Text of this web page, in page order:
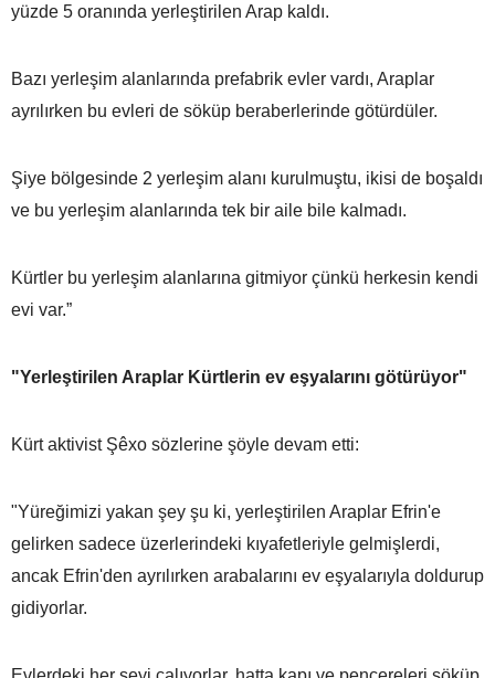
yüzde 5 oranında yerleştirilen Arap kaldı.
Bazı yerleşim alanlarında prefabrik evler vardı, Araplar
ayrılırken bu evleri de söküp beraberlerinde götürdüler.
Şiye bölgesinde 2 yerleşim alanı kurulmuştu, ikisi de boşaldı
ve bu yerleşim alanlarında tek bir aile bile kalmadı.
Kürtler bu yerleşim alanlarına gitmiyor çünkü herkesin kendi
evi var.”
"Yerleştirilen Araplar Kürtlerin ev eşyalarını götürüyor"
Kürt aktivist Şêxo sözlerine şöyle devam etti:
"Yüreğimizi yakan şey şu ki, yerleştirilen Araplar Efrin'e
gelirken sadece üzerlerindeki kıyafetleriyle gelmişlerdi,
ancak Efrin'den ayrılırken arabalarını ev eşyalarıyla doldurup
gidiyorlar.